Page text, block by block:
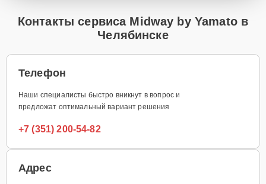
Контакты сервиса Midway by Yamato в
Челябинске
Телефон
Наши специалисты быстро вникнут в вопрос и
предложат оптимальный вариант решения
+7 (351) 200-54-82
Адрес